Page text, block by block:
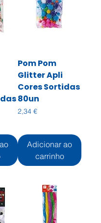
Pom Pom
Glitter Apli
Cores Sortidas
80un
Preço
2,34 €
Adicionar ao
carrinho